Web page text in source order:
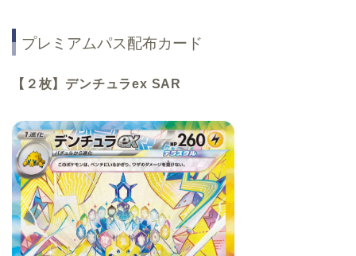
プレミアムパス配布カード
【２枚】デンチュラex SAR